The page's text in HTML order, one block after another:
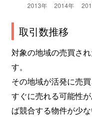
取引数推移
対象の地域の売買さ
す。
その地域が活発に売
すぐに売れる可能性
ば競合する物件が少